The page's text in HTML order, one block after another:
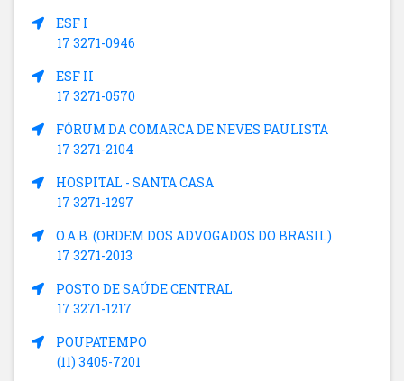
ESF I
17 3271-0946
ESF II
17 3271-0570
FÓRUM DA COMARCA DE NEVES PAULISTA
17 3271-2104
HOSPITAL - SANTA CASA
17 3271-1297
O.A.B. (ORDEM DOS ADVOGADOS DO BRASIL)
17 3271-2013
POSTO DE SAÚDE CENTRAL
17 3271-1217
POUPATEMPO
(11) 3405-7201